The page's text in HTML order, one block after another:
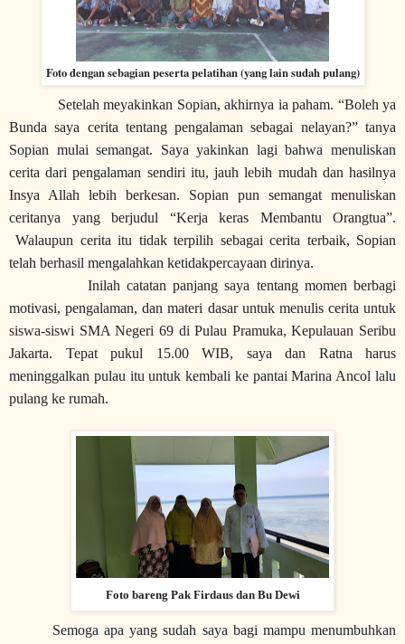
Foto dengan sebagian peserta pelatihan (yang lain sudah pulang)
Setelah meyakinkan Sopian, akhirnya ia paham. “Boleh ya
Bunda saya cerita tentang pengalaman sebagai nelayan?” tanya
Sopian mulai semangat. Saya yakinkan lagi bahwa menuliskan
cerita dari pengalaman sendiri itu, jauh lebih mudah dan hasilnya
Insya Allah lebih berkesan. Sopian pun semangat menuliskan
ceritanya yang berjudul “Kerja keras Membantu Orangtua”.
Walaupun cerita itu tidak terpilih sebagai cerita terbaik, Sopian
telah berhasil mengalahkan ketidakpercayaan dirinya.
Inilah catatan panjang saya tentang momen berbagi
motivasi, pengalaman, dan materi dasar untuk menulis cerita untuk
siswa-siswi SMA Negeri 69 di Pulau Pramuka, Kepulauan Seribu
Jakarta. Tepat pukul 15.00 WIB, saya dan Ratna harus
meninggalkan pulau itu untuk kembali ke pantai Marina Ancol lalu
pulang ke rumah.
Foto bareng Pak Firdaus dan Bu Dewi
Semoga apa yang sudah saya bagi mampu menumbuhkan